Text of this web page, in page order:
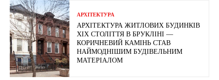
АРХІТЕКТУРА
АРХІТЕКТУРА ЖИТЛОВИХ БУДИНКІВ
ХІХ СТОЛІТТЯ В БРУКЛІНІ —
КОРИЧНЕВИЙ КАМІНЬ СТАВ
НАЙМОДНІШИМ БУДІВЕЛЬНИМ
МАТЕРІАЛОМ